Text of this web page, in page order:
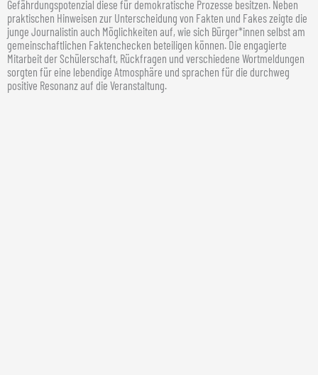
Gefährdungspotenzial diese für demokratische Prozesse besitzen. Neben
praktischen Hinweisen zur Unterscheidung von Fakten und Fakes zeigte die
junge Journalistin auch Möglichkeiten auf, wie sich Bürger*innen selbst am
gemeinschaftlichen Faktenchecken beteiligen können. Die engagierte
Mitarbeit der Schülerschaft, Rückfragen und verschiedene Wortmeldungen
sorgten für eine lebendige Atmosphäre und sprachen für die durchweg
positive Resonanz auf die Veranstaltung.